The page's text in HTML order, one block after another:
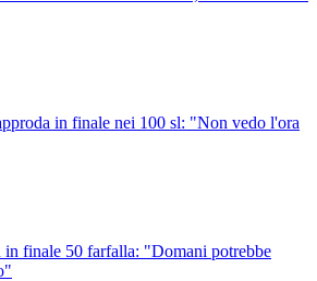
in finale nei 100 sl: "Non vedo l'ora
finale 50 farfalla: "Domani potrebbe